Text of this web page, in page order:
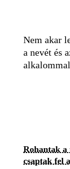
Nem akar
a nevét és
Rohantak a
csaptak fel